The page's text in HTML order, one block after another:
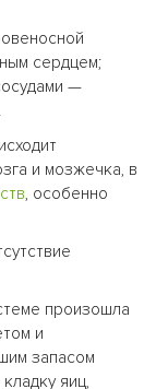
сердцем;
—
и мозжечка, в
, особенно
произошла
и
запасом
яиц,